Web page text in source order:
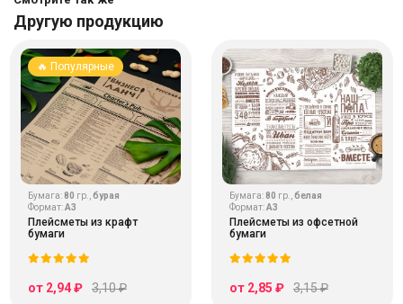
Другую продукцию
🔥 Популярные
Бумага:80 гр.,бурая
Формат:А3
Плейсметы из крафт
бумаги
от 2,94 ₽ 3,10 ₽
Бумага:80 гр.,белая
Формат:А3
Плейсметы из офсетной
бумаги
от 2,85 ₽ 3,15 ₽